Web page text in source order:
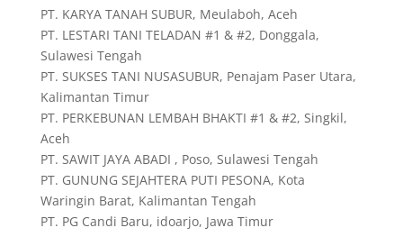
PT. KARYA TANAH SUBUR, Meulaboh, Aceh
PT. LESTARI TANI TELADAN #1 & #2, Donggala,
Sulawesi Tengah
PT. SUKSES TANI NUSASUBUR, Penajam Paser Utara,
Kalimantan Timur
PT. PERKEBUNAN LEMBAH BHAKTI #1 & #2, Singkil,
Aceh
PT. SAWIT JAYA ABADI , Poso, Sulawesi Tengah
PT. GUNUNG SEJAHTERA PUTI PESONA, Kota
Waringin Barat, Kalimantan Tengah
PT. PG Candi Baru, idoarjo, Jawa Timur